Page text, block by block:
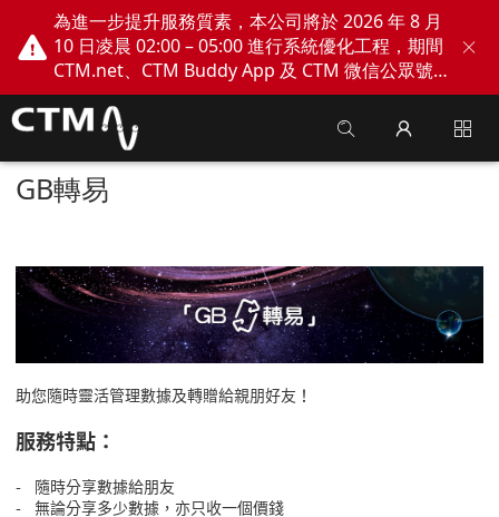
為進一步提升服務質素，本公司將於 2026 年 8 月
10 日凌晨 02:00 – 05:00 進行系統優化工程，期間
CTM.net、CTM Buddy App 及 CTM 微信公眾號
網上服務將會暫停。不便之處，敬請見諒！
GB轉易
助您隨時靈活管理數據及轉贈給親朋好友！
服務特點：
- 隨時分享數據給朋友
- 無論分享多少數據，亦只收一個價錢